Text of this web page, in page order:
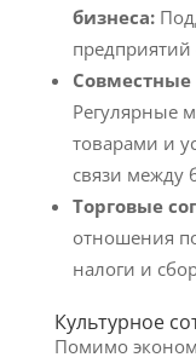
бизнеса:
предприятий
Регулярные
товарами и
связи между
Торговые
отношения
налоги и
Культурное
Помимо